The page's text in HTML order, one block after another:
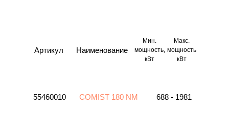
Артикул
Мин.
мощность,
кВт
Макс.
мощность
кВт
Наименование
55460010 COMIST 180 NM 688 - 1981